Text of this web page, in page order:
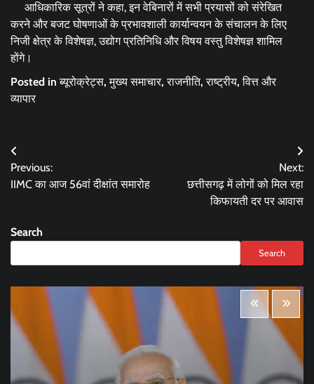
आधिकारिक सूत्रों ने कहा, इन वेबिनारों में सभी प्रयासों को संरेखित
करने और बजट घोषणाओं के प्रभावशाली कार्यान्वयन के संचालन के लिए
निजी क्षेत्र के विशेषज्ञ, उद्योग प्रतिनिधि और विषय वस्तु विशेषज्ञ शामिल
होंगे।
Posted inब्यूरोक्रेट्स,मुख्य समाचार,राजनीति,राष्ट्रीय,वित्त और
व्यापार
Post
navigation
Previous:
IIMC का आज 56वां दीक्षांत समारोह
Next:
छत्तीसगढ़ में लोगों को मिल रहा
किफायती दर पर आवास
Search
Search